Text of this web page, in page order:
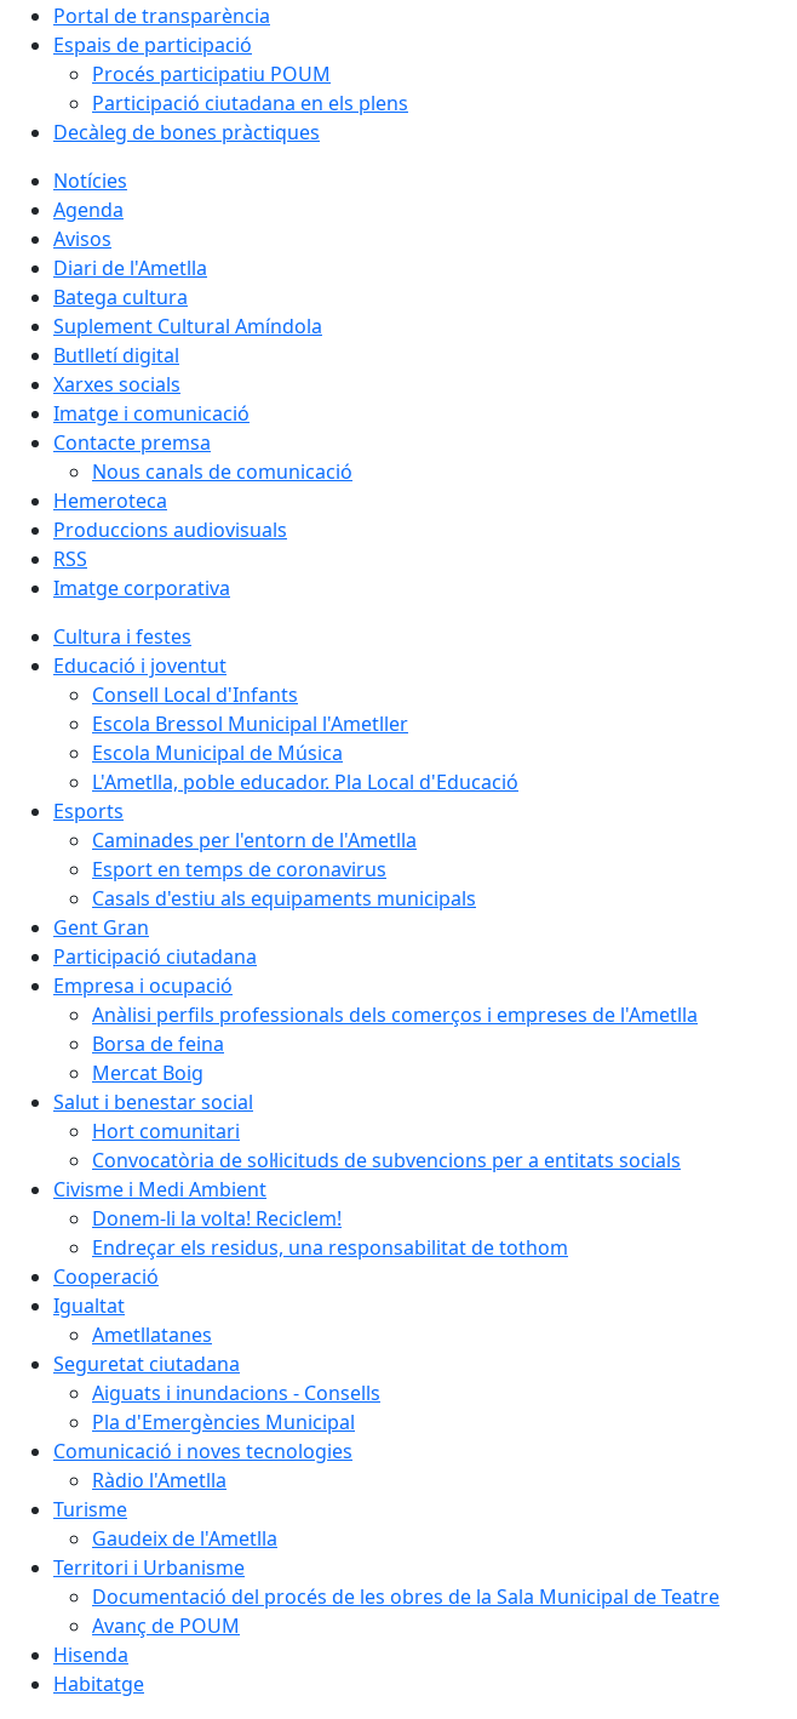
Portal de transparència
Espais de participació
Procés participatiu POUM
Participació ciutadana en els plens
Decàleg de bones pràctiques
Notícies
Agenda
Avisos
Diari de l'Ametlla
Batega cultura
Suplement Cultural Amíndola
Butlletí digital
Xarxes socials
Imatge i comunicació
Contacte premsa
Nous canals de comunicació
Hemeroteca
Produccions audiovisuals
RSS
Imatge corporativa
Cultura i festes
Educació i joventut
Consell Local d'Infants
Escola Bressol Municipal l'Ametller
Escola Municipal de Música
L'Ametlla, poble educador. Pla Local d'Educació
Esports
Caminades per l'entorn de l'Ametlla
Esport en temps de coronavirus
Casals d'estiu als equipaments municipals
Gent Gran
Participació ciutadana
Empresa i ocupació
Anàlisi perfils professionals dels comerços i empreses de l'Ametlla
Borsa de feina
Mercat Boig
Salut i benestar social
Hort comunitari
Convocatòria de sol·licituds de subvencions per a entitats socials
Civisme i Medi Ambient
Donem-li la volta! Reciclem!
Endreçar els residus, una responsabilitat de tothom
Cooperació
Igualtat
Ametllatanes
Seguretat ciutadana
Aiguats i inundacions - Consells
Pla d'Emergències Municipal
Comunicació i noves tecnologies
Ràdio l'Ametlla
Turisme
Gaudeix de l'Ametlla
Territori i Urbanisme
Documentació del procés de les obres de la Sala Municipal de Teatre
Avanç de POUM
Hisenda
Habitatge